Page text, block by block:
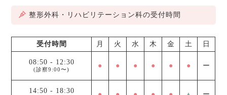
整形外科・リハビリテーション科の受付時間
受付時間 月 火 水 木 金 土 日
08:50 - 12:30
(診察9:00〜) ● ● ● ● ● ● ー
14:50 - 18:30